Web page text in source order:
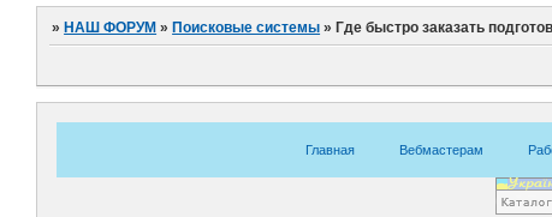
»НАШ ФОРУМ »Поисковые системы »Где быстро заказать
Главная Вебмастерам